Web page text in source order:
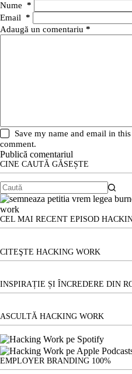
Nume *
Email *
Adaugă un comentariu *
Save my name and email in
comment.
Publică comentariul
CINE CAUTĂ GĂSEȘTE
Niciun
rezultat
CEL MAI RECENT EPISOD
CITEŞTE HACKING WORK
INSPIRAȚIE ȘI ÎNCREDERE DIN
ASCULTĂ HACKING WORK
EMPLOYER BRANDING 100%